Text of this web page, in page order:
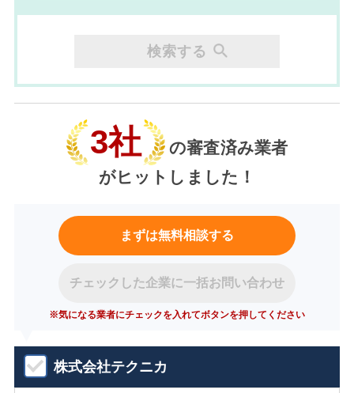
検索する
3社
の審査済み業者
がヒットしました！
まずは無料相談する
チェックした企業に一括お問い合わせ
※気になる業者にチェックを入れてボタンを押してください
株式会社テクニカ